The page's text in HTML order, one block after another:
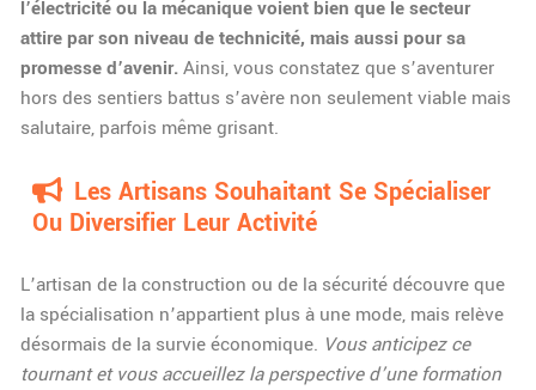
l’électricité ou la mécanique voient bien que le secteur
attire par son niveau de technicité, mais aussi pour sa
promesse d’avenir.Ainsi, vous constatez que s’aventurer
hors des sentiers battus s’avère non seulement viable mais
salutaire, parfois même grisant.
Les Artisans Souhaitant Se Spécialiser
Ou Diversifier Leur Activité
L’artisan de la construction ou de la sécurité découvre que
la spécialisation n’appartient plus à une mode, mais relève
désormais de la survie économique. Vous anticipez ce
tournant et vous accueillez la perspective d’une formation